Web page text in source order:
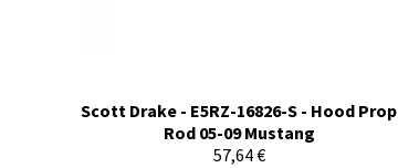
Scott Drake - E5RZ-16826-S - Hood Prop
Rod 05-09 Mustang
57,64 €